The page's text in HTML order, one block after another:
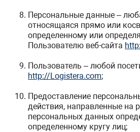
Персональные данные –
относящаяся прямо или
определенному или
Пользователю веб-сайта
Пользователь – любой
http://Logistera.com;
Предоставление
действия, направленные на
персональных данных
определенному кругу лиц;